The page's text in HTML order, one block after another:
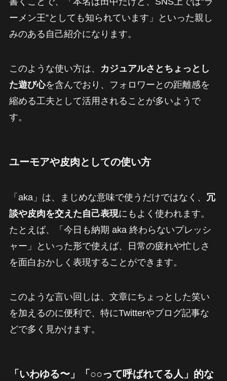
ーメン王”としても知られています」といった親し
みのある自己紹介になります。
このような使い方は、
カジュアルさとちょっとし
た遊び心を含んでおり、フォロワーとの距離感を
縮める工夫として活用されることが多いようで
す。
ユーモアや皮肉としての使い方
「aka」は、まじめな意味で使うだけではなく、 冗
談や皮肉を交えた自己表現にもよく使われます。
たとえば、「今日も納期 aka 終わらないプレッシ
ャー」といった形で使えば、日常の疲れや忙しさ
を面白おかしく表現することができます。
このような言い回しは、文章にちょっとした笑い
を加えるのに便利で、特にTwitterやブログ記事な
どで多く見かけます。
「いわゆる〜」「○○って呼ばれてる人」的な